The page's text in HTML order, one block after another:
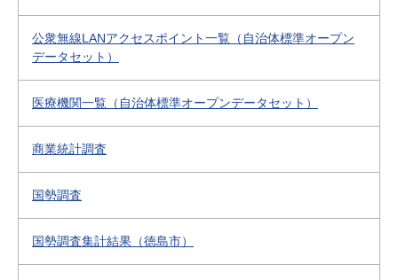
公衆無線LANアクセスポイント一覧（自治体標準オープン
データセット）
医療機関一覧（自治体標準オープンデータセット）
商業統計調査
国勢調査
国勢調査集計結果（徳島市）